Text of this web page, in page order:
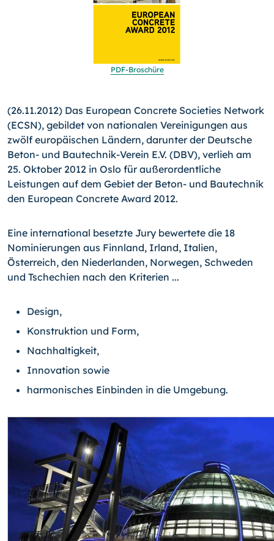
PDF-Broschüre
(26.11.2012) Das European Concrete Societies Network
(ECSN), gebildet von nationalen Vereinigungen aus
zwölf euro­päischen Ländern, darunter der Deutsche
Beton- und Bau­technik-Verein E.V. (DBV), verlieh am
25. Oktober 2012 in Oslo für außerordentliche
Leistungen auf dem Gebiet der Beton- und Bautechnik
den European Concrete Award 2012.
Eine international besetzte Jury bewertete die 18
Nominierun­gen aus Finnland, Irland, Italien,
Österreich, den Niederlanden, Norwegen, Schweden
und Tschechien nach den Kriterien ...
Design,
Konstruktion und Form,
Nachhaltigkeit,
Innovation sowie
harmonisches Einbinden in die Umgebung.